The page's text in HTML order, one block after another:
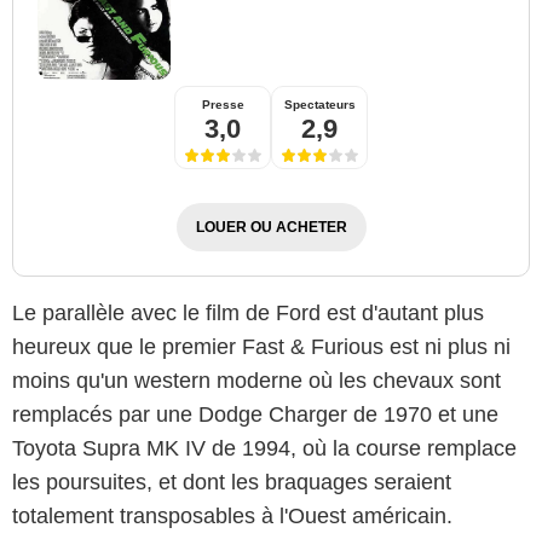
Presse
3,0
Spectateurs
2,9
LOUER OU ACHETER
Le parallèle avec le film de Ford est d'autant plus
heureux que le premier Fast & Furious est ni plus ni
moins qu'un western moderne où les chevaux sont
remplacés par une Dodge Charger de 1970 et une
Toyota Supra MK IV de 1994, où la course remplace
les poursuites, et dont les braquages seraient
totalement transposables à l'Ouest américain.